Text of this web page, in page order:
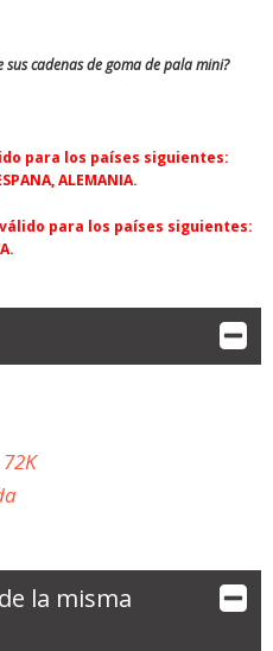
cadenas de goma de pala mini?
para los países siguientes:
ALEMANIA.
válido para los países siguientes:
72K
la misma